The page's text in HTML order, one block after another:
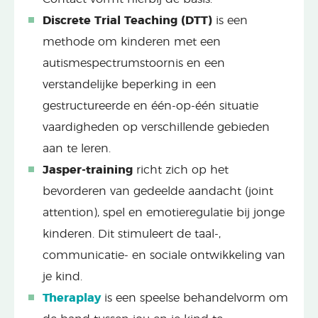
Discrete Trial Teaching (DTT) is een
methode om kinderen met een
autismespectrumstoornis en een
verstandelijke beperking in een
gestructureerde en één-op-één situatie
vaardigheden op verschillende gebieden
aan te leren.
Jasper-training richt zich op het
bevorderen van gedeelde aandacht (joint
attention), spel en emotieregulatie bij jonge
kinderen. Dit stimuleert de taal-,
communicatie- en sociale ontwikkeling van
je kind.
Theraplayis een speelse behandelvorm om